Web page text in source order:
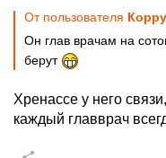
От пользователя
Он глав врачам на
берут
Хренассе у него
каждый главврач